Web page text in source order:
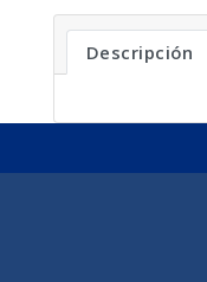
Descripción